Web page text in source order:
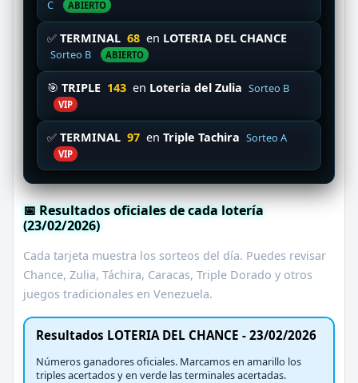
C ABIERTO
✅ TERMINAL 68 en LOTERIA DEL CHANCE
Sorteo B ABIERTO
🎯 TRIPLE 143 en Loteria del Zulia Sorteo B
VIP
✅ TERMINAL 97 en Triple Tachira Sorteo A
VIP
📅 Resultados oficiales de cada lotería
(23/02/2026)
Cada tarjeta muestra los sorteos del día. Puedes revisar
Chance, Zulia, Táchira, Caracas, Triple Dorado y otros
juegos tradicionales en Venezuela.
Resultados LOTERIA DEL CHANCE - 23/02/2026
Números ganadores oficiales. Marcamos en amarillo los
triples acertados y en verde las terminales acertadas.